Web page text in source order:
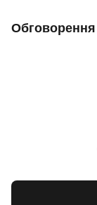
Обговорення